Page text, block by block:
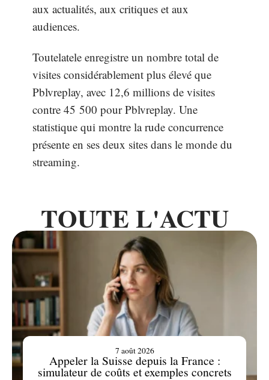
aux actualités, aux critiques et aux
audiences.
Toutelatele enregistre un nombre total de
visites considérablement plus élevé que
Pblvreplay, avec 12,6 millions de visites
contre 45 500 pour Pblvreplay. Une
statistique qui montre la rude concurrence
présente en ses deux sites dans le monde du
streaming.
TOUTE L'ACTU
Appeler la Suisse depuis la France :
simulateur de coûts et exemples concrets
7 août 2026